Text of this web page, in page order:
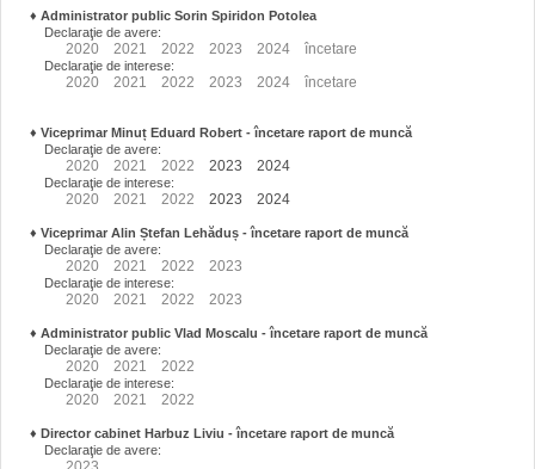
♦ Administrator public Sorin Spiridon Potolea
Declaraţie de avere:
2020 2021 2022 2023 2024 încetare
Declaraţie de interese:
2020 2021 2022 2023 2024 încetare
♦ Viceprimar Minuț Eduard Robert - încetare raport de muncă
Declaraţie de avere:
2020 2021 2022 2023 2024
Declaraţie de interese:
2020 2021 2022 2023 2024
♦ Viceprimar Alin Ștefan Lehăduș - încetare raport de muncă
Declaraţie de avere:
2020 2021 2022 2023
Declaraţie de interese:
2020 2021 2022 2023
♦ Administrator public Vlad Moscalu - încetare raport de muncă
Declaraţie de avere:
2020 2021 2022
Declaraţie de interese:
2020 2021 2022
♦ Director cabinet Harbuz Liviu - încetare raport de muncă
Declaraţie de avere: